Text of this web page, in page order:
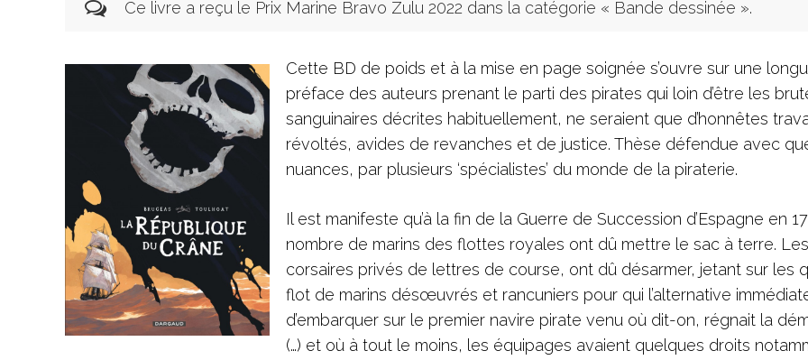
Ce livre a reçu le Prix Marine Bravo Zulu 2022 dans la catégorie « Bande dessinée ».
Cette BD de poids et à la mise en page soignée s’ouvre sur une
préface des auteurs prenant le parti des pirates qui loin d’être les
sanguinaires décrites habituellement, ne seraient que d’honnêtes
révoltés, avides de revanches et de justice. Thèse défendue avec
nuances, par plusieurs ‘spécialistes’ du monde de la piraterie.
Il est manifeste qu’à la fin de la Guerre de Succession d’Espagne en
nombre de marins des flottes royales ont dû mettre le sac à terre.
corsaires privés de lettres de course, ont dû désarmer, jetant sur les
flot de marins désœuvrés et rancuniers pour qui l’alternative
d’embarquer sur le premier navire pirate venu où dit-on, régnait la
(…) et où à tout le moins, les équipages avaient quelques droits